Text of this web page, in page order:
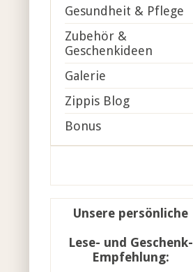
Gesundheit & Pflege
Zubehör &
Geschenkideen
Galerie
Zippis Blog
Bonus
Unsere persönliche
Lese- und Geschenk-
Empfehlung: